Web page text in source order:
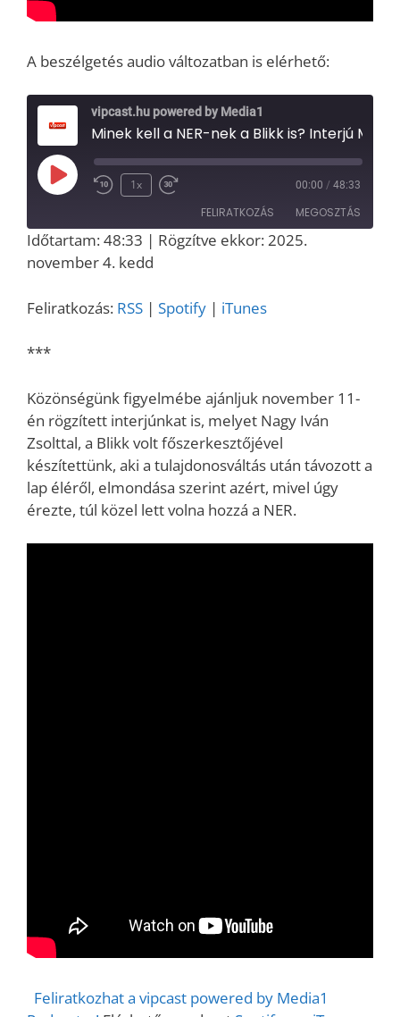
A beszélgetés audio változatban is elérhető:
vipcast.hu powered by Media1
Play
1x 00:00 / 48:33
FELIRATKOZÁS MEGOSZTÁS
RSS
MEGOSZT
ÁS
LINK
Időtartam: 48:33 | Rögzítve ekkor: 2025.
november 4. kedd
Feliratkozás: RSS | Spotify | iTunes
***
Közönségünk figyelmébe ajánljuk november 11-
én rögzített interjúnkat is, melyet Nagy Iván
Zsolttal, a Blikk volt főszerkesztőjével
készítettünk, aki a tulajdonosváltás után távozott a
lap éléről, elmondása szerint azért, mivel úgy
érezte, túl közel lett volna hozzá a NER.
Feliratkozhat a vipcast powered by Media1